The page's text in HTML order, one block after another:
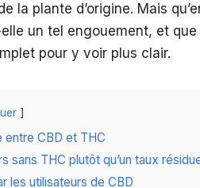
la plante d’origine. Mais
un tel engouement, et
pour y voir plus clair.
CBD et THC
sans THC plutôt qu’un taux
les utilisateurs de CBD